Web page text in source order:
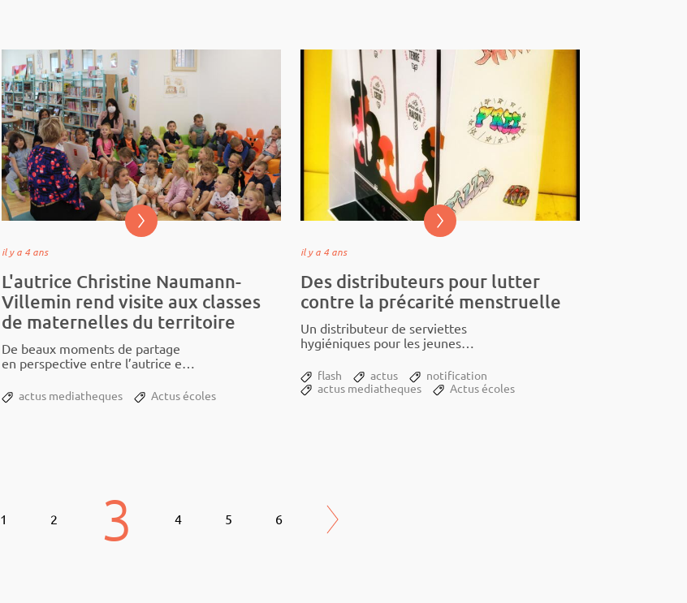
L'autrice Christine Naumann-
Villemin rend visite aux classes
de maternelles du territoire
il y a 4 ans
De beaux moments de partage
en pers­­­pec­­­tive entre l’au­­trice et
actus mediatheques Actus écoles
Des distributeurs pour lutter
contre la précarité menstruelle
il y a 4 ans
Un distri­­bu­­teur de serviettes
hygié­­niques pour les jeunes
soli­­daire
flash actus
notification
actus mediatheques
Actus écoles
1 2 3 4 5 6